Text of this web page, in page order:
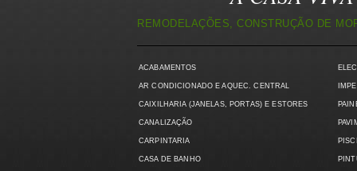
REMODELAÇÕES, CONSTRUÇÃO DE
ACABAMENTOS
AR CONDICIONADO E AQUEC. CENTRAL
CAIXILHARIA (JANELAS, PORTAS) E ESTORES
CANALIZAÇÃO
CARPINTARIA
CASA DE BANHO